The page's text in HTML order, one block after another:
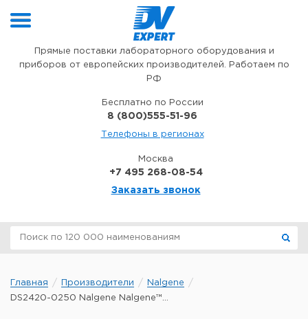
Прямые поставки лабораторного оборудования и
приборов от европейских производителей. Работаем по
РФ
Бесплатно по России
8 (800)555-51-96
Телефоны в регионах
Москва
+7 495 268-08-54
Заказать звонок
Главная Производители
Nalgene
DS2420-0250 Nalgene Nalgene™...